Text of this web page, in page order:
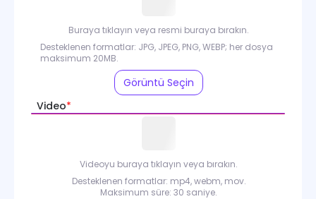
Buraya tıklayın veya resmi buraya bırakın.
Desteklenen formatlar: JPG, JPEG, PNG, WEBP; her dosya
maksimum 20MB.
Görüntü Seçin
Video*
Videoyu buraya tıklayın veya bırakın.
Desteklenen formatlar: mp4, webm, mov.
Maksimum süre: 30 saniye.